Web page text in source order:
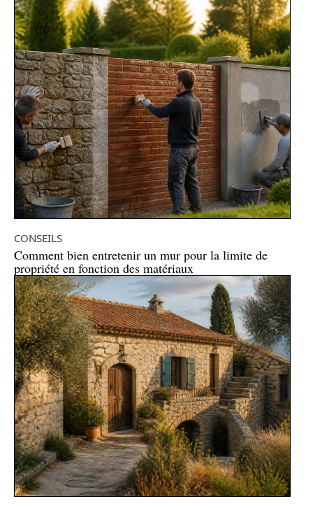
CONSEILS
Comment bien entretenir un mur pour la limite de
propriété en fonction des matériaux